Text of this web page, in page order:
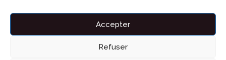
Accepter
Refuser
moments de détente.
Cuisine entièrement équipée, cafetière à dosettes,